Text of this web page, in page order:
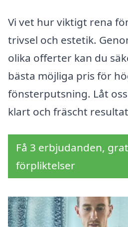
Vi vet hur viktigt rena
trivsel och estetik.
olika offerter kan du
bästa möjliga pris för
fönsterputsning. Låt
klart och fräscht
Få 3 erbjudanden,
förpliktelser